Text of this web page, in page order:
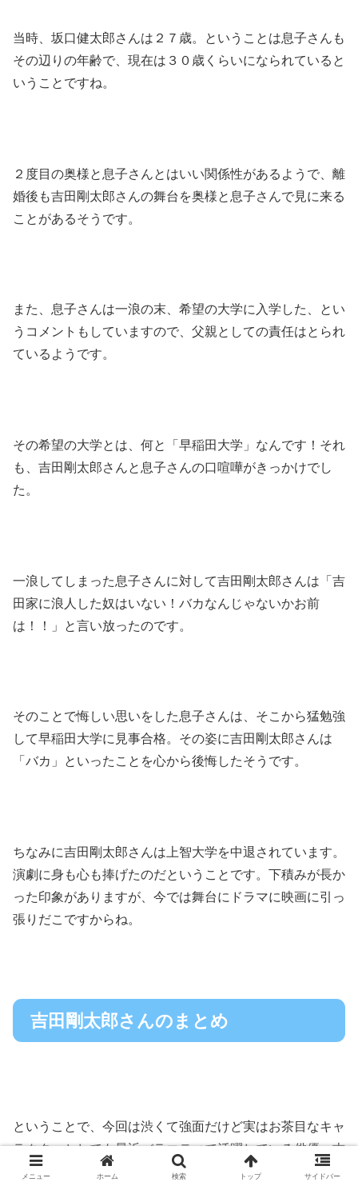
当時、坂口健太郎さんは２７歳。ということは息子さんも
その辺りの年齢で、現在は３０歳くらいになられていると
いうことですね。
２度目の奥様と息子さんとはいい関係性があるようで、離
婚後も吉田剛太郎さんの舞台を奥様と息子さんで見に来る
ことがあるそうです。
また、息子さんは一浪の末、希望の大学に入学した、とい
うコメントもしていますので、父親としての責任はとられ
ているようです。
その希望の大学とは、何と「早稲田大学」なんです！それ
も、吉田剛太郎さんと息子さんの口喧嘩がきっかけでし
た。
一浪してしまった息子さんに対して吉田剛太郎さんは「吉
田家に浪人した奴はいない！バカなんじゃないかお前
は！！」と言い放ったのです。
そのことで悔しい思いをした息子さんは、そこから猛勉強
して早稲田大学に見事合格。その姿に吉田剛太郎さんは
「バカ」といったことを心から後悔したそうです。
ちなみに吉田剛太郎さんは上智大学を中退されています。
演劇に身も心も捧げたのだということです。下積みが長か
った印象がありますが、今では舞台にドラマに映画に引っ
張りだこですからね。
吉田剛太郎さんのまとめ
ということで、今回は渋くて強面だけど実はお茶目なキャ
ラクターとしても最近バラエティで活躍している俳優・吉
田鋼太郎さんのプライベートに関して調べてきました。
メニュー ホーム 検索 トップ サイドバー